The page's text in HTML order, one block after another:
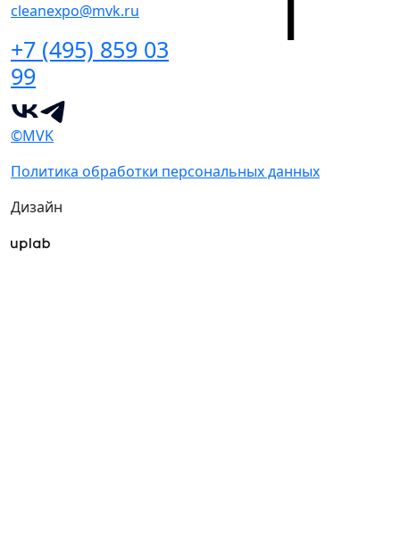
cleanexpo@mvk.ru
+7 (495) 859 03
99
©MVK
Политика обработки персональных данных
Дизайн